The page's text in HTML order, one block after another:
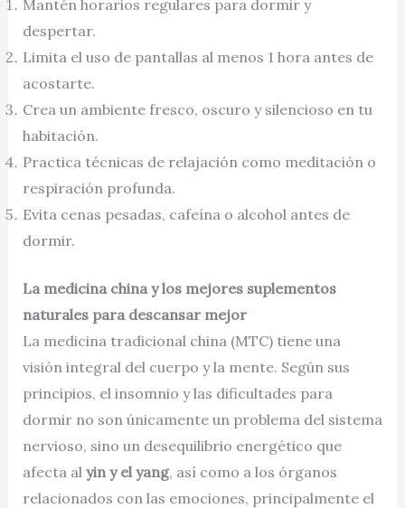
Mantén horarios regulares para dormir y
despertar.
Limita el uso de pantallas al menos 1 hora antes de
acostarte.
Crea un ambiente fresco, oscuro y silencioso en tu
habitación.
Practica técnicas de relajación como meditación o
respiración profunda.
Evita cenas pesadas, cafeína o alcohol antes de
dormir.
La medicina china y los mejores suplementos
naturales para descansar mejor
La medicina tradicional china (MTC) tiene una
visión integral del cuerpo y la mente. Según sus
principios, el insomnio y las dificultades para
dormir no son únicamente un problema del sistema
nervioso, sino un desequilibrio energético que
afecta al yin y el yang, así como a los órganos
relacionados con las emociones, principalmente el